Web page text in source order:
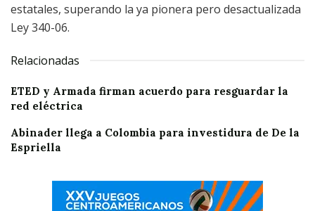
estatales, superando la ya pionera pero desactualizada
Ley 340-06.
Relacionadas
ETED y Armada firman acuerdo para resguardar la
red eléctrica
Abinader llega a Colombia para investidura de De la
Espriella